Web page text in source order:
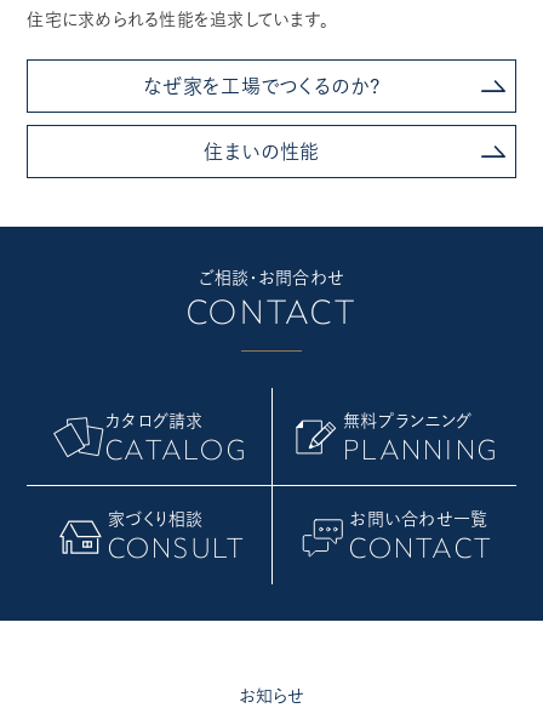
住宅に求められる性能を追求しています。
なぜ家を工場でつくるのか?
住まいの性能
ご相談・お問合わせ
CONTACT
カタログ請求
CATALOG
無料プランニング
PLANNING
家づくり相談
CONSULT
お問い合わせ一覧
CONTACT
お知らせ